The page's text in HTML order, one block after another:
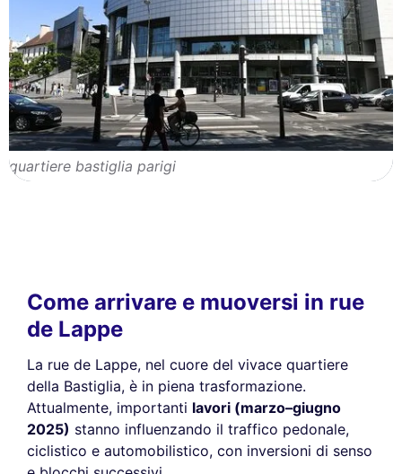
quartiere bastiglia parigi
Come arrivare e muoversi in rue
de Lappe
La rue de Lappe, nel cuore del vivace quartiere
della Bastiglia, è in piena trasformazione.
Attualmente, importanti lavori (marzo–giugno
2025) stanno influenzando il traffico pedonale,
ciclistico e automobilistico, con inversioni di senso